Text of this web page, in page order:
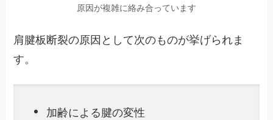
原因が複雑に絡み合っています
肩腱板断裂の原因として次のものが挙げられま
す。
加齢による腱の変性